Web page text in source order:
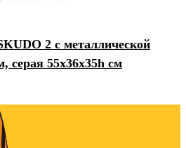
2 с металлической
серая 55х36х35h см